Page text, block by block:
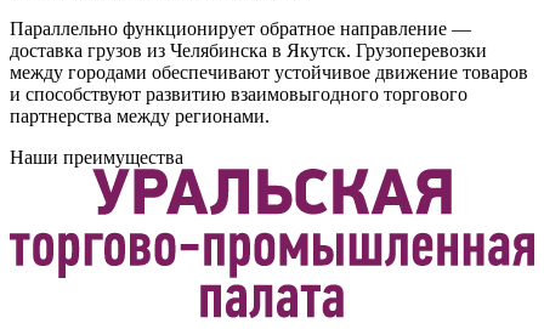
Параллельно функционирует обратное направление —
доставка грузов из Челябинска в Якутск. Грузоперевозки
между городами обеспечивают устойчивое движение товаров
и способствуют развитию взаимовыгодного торгового
партнерства между регионами.
Наши преимущества